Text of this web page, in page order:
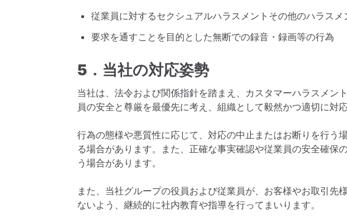
従業員に対するセクシュアルハラスメントその他のハラス
要求を通すことを目的とした無断での録音・録画等の行為
5．当社の対応姿勢
当社は、法令および関係指針を踏まえ、カスタマーハラスメン
員の安全と尊厳を最優先に考え、組織として毅然かつ適切に対応
行為の態様や悪質性に応じて、対応の中止またはお断りを行う
る場合があります。また、正確な事実確認や従業員の安全確保
う場合があります。
また、当社グループの役員および従業員が、お客様やお取引先
ないよう、継続的に社内教育や指導を行ってまいります。